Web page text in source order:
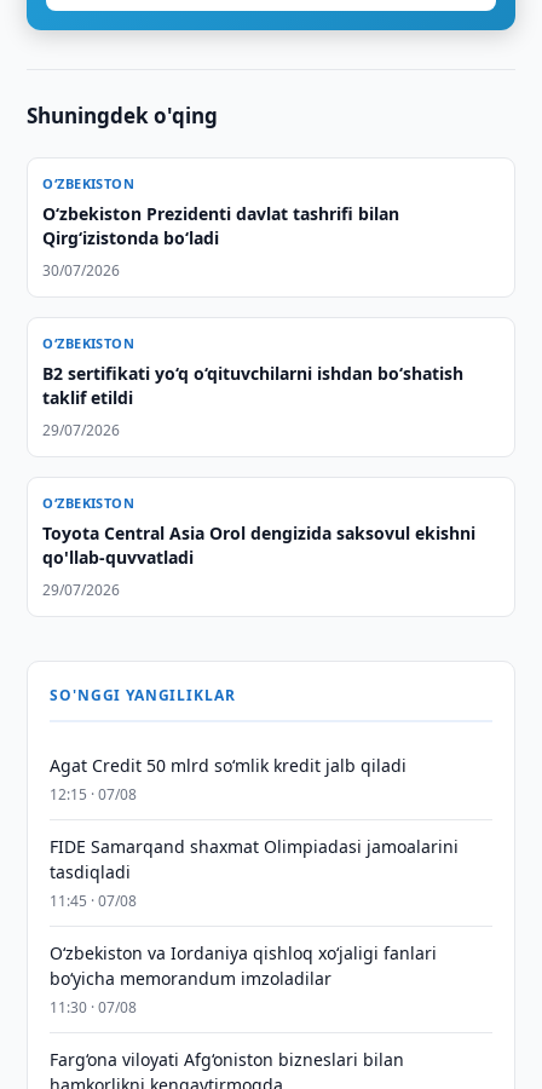
Shuningdek o'qing
O‘ZBEKISTON
Oʻzbekiston Prezidenti davlat tashrifi bilan
Qirgʻizistonda boʻladi
30/07/2026
O‘ZBEKISTON
B2 sertifikati yo‘q o‘qituvchilarni ishdan bo‘shatish
taklif etildi
29/07/2026
O‘ZBEKISTON
Toyota Central Asia Orol dengizida saksovul ekishni
qo'llab-quvvatladi
29/07/2026
SO'NGGI YANGILIKLAR
Agat Credit 50 mlrd so‘mlik kredit jalb qiladi
12:15 · 07/08
FIDE Samarqand shaxmat Olimpiadasi jamoalarini
tasdiqladi
11:45 · 07/08
Oʻzbekiston va Iordaniya qishloq xoʻjaligi fanlari
boʻyicha memorandum imzoladilar
11:30 · 07/08
Farg‘ona viloyati Afg‘oniston bizneslari bilan